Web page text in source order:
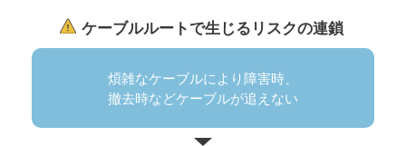
ケーブルルートで生じるリスクの連鎖
煩雑なケーブルにより障害時、
撤去時などケーブルが追えない